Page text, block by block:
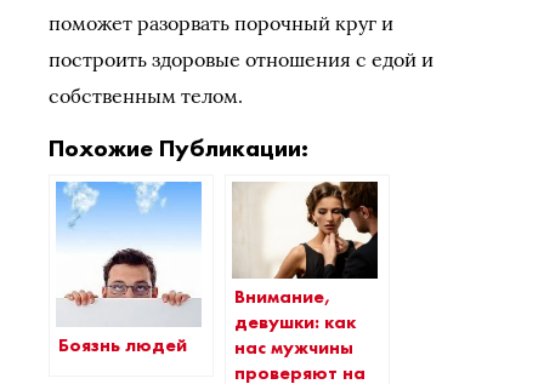
поможет разорвать порочный круг и
построить здоровые отношения с едой и
собственным телом.
Похожие Публикации:
Боязнь людей
Внимание,
девушки: как
нас мужчины
проверяют на